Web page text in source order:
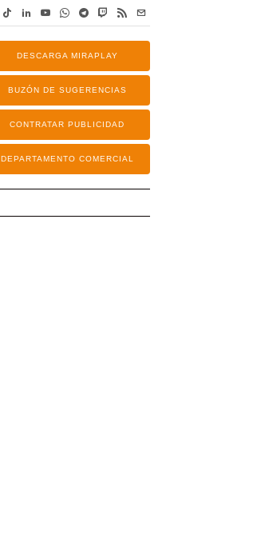
DESCARGA MIRAPLAY
BUZÓN DE SUGERENCIAS
CONTRATAR PUBLICIDAD
DEPARTAMENTO COMERCIAL